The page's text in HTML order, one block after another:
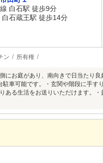
線 白石駅 徒歩9分
白石蔵王駅 徒歩14分
ン 所有権
にお庭があり、南向きで日当たり
駐車可能です。・玄関や階段に手
ある生活をお送りいただけます。